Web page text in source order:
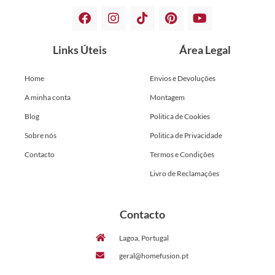
Links Úteis
Home
A minha conta
Blog
Sobre nós
Contacto
Área Legal
Envios e Devoluções
Montagem
Politica de Cookies
Politica de Privacidade
Termos e Condições
Livro de Reclamações
Contacto
Lagoa, Portugal
geral@homefusion.pt